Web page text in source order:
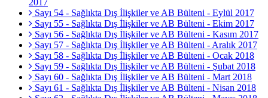
2017
Sayı 54 - Sağlıkta Dış İlişkiler ve AB Bülteni - Eylül 2017
Sayı 55 - Sağlıkta Dış İlişkiler ve AB Bülteni - Ekim 2017
Sayı 56 - Sağlıkta Dış İlişkiler ve AB Bülteni - Kasım 2017
Sayı 57 - Sağlıkta Dış İlişkiler ve AB Bülteni - Aralık 2017
Sayı 58 - Sağlıkta Dış İlişkiler ve AB Bülteni - Ocak 2018
Sayı 59 - Sağlıkta Dış İlişkiler ve AB Bülteni - Şubat 2018
Sayı 60 - Sağlıkta Dış İlişkiler ve AB Bülteni - Mart 2018
Sayı 61 - Sağlıkta Dış İlişkiler ve AB Bülteni - Nisan 2018